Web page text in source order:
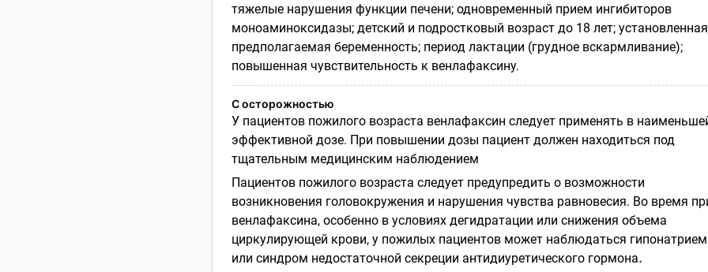
тяжелые нарушения функции печени; одновременный прием ингибиторов
моноаминоксидазы; детский и подростковый возраст до 18 лет;
предполагаемая беременность; период лактации (грудное вскармливание);
повышенная чувствительность к венлафаксину.
С осторожностью
У пациентов пожилого возраста венлафаксин следует применять в
эффективной дозе. При повышении дозы пациент должен находиться под
тщательным медицинским наблюдением
Пациентов пожилого возраста следует предупредить о возможности
возникновения головокружения и нарушения чувства равновесия. Во время
венлафаксина, особенно в условиях дегидратации или снижения объема
циркулирующей крови, у пожилых пациентов может наблюдаться
или синдром недостаточной секреции антидиуретического гормона.